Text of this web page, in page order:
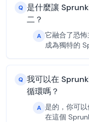
Q 是什麼讓
二？
A 它融合了恐
成為獨特的
Q 我可以在
循環嗎？
A 是的，你可
在這個